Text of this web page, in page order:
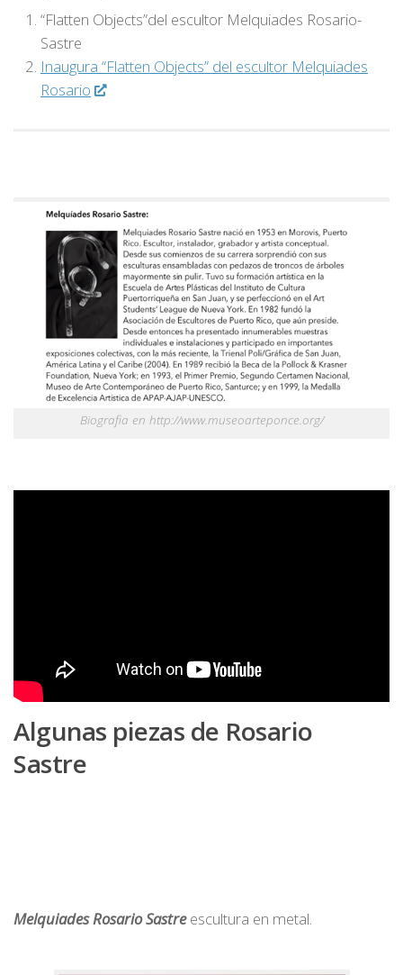
“Flatten Objects”del escultor Melquiades Rosario-
Sastre
Inaugura “Flatten Objects” del escultor Melquiades
Rosario
Biografia en http://www.museoarteponce.org/
Algunas piezas de Rosario
Sastre
Melquiades Rosario Sastreescultura en metal.